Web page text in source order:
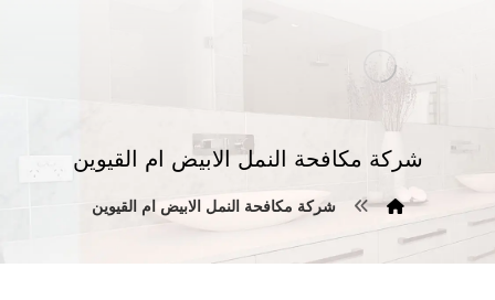
شركة مكافحة النمل الابيض ام القيوين
شركة مكافحة النمل الابيض ام القيوين